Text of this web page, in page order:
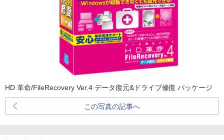
HD 革命/FileRecovery Ver.4 データ復元&ドライブ修復 パッケージ
この写真の記事へ